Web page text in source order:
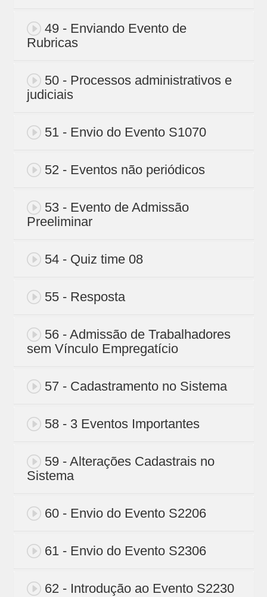
49 - Enviando Evento de
Rubricas
50 - Processos administrativos e
judiciais
51 - Envio do Evento S1070
52 - Eventos não periódicos
53 - Evento de Admissão
Preeliminar
54 - Quiz time 08
55 - Resposta
56 - Admissão de Trabalhadores
sem Vínculo Empregatício
57 - Cadastramento no Sistema
58 - 3 Eventos Importantes
59 - Alterações Cadastrais no
Sistema
60 - Envio do Evento S2206
61 - Envio do Evento S2306
62 - Introdução ao Evento S2230